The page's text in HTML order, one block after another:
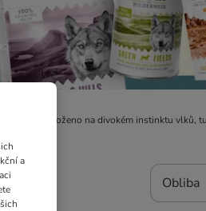
je založeno na divokém instinktu vlků,
Obliba
a